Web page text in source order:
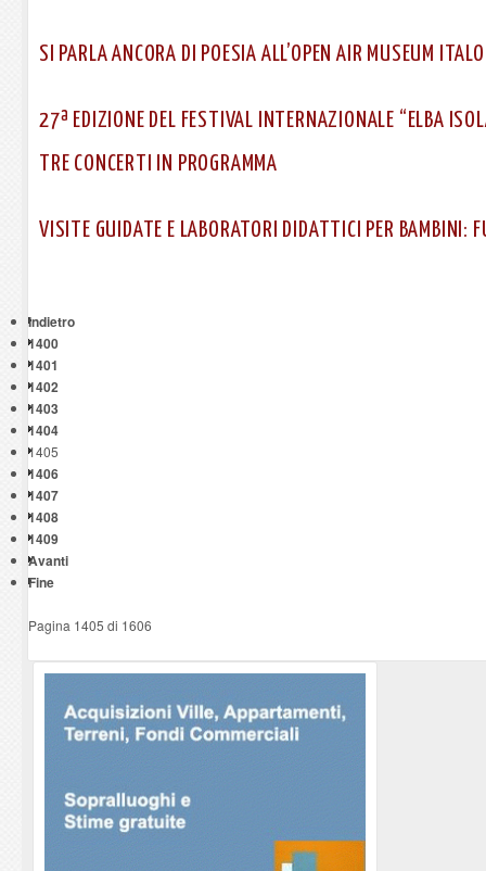
SI PARLA ANCORA DI POESIA ALL’OPEN AIR MUSEUM
27ª EDIZIONE DEL FESTIVAL INTERNAZIONALE “ELBA
TRE CONCERTI IN PROGRAMMA
VISITE GUIDATE E LABORATORI DIDATTICI PER BAMBINI:
Indietro
1400
1401
1402
1403
1404
1405
1406
1407
1408
1409
Avanti
Fine
Pagina 1405 di 1606